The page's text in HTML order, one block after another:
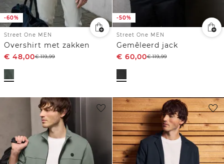
-60%
Street One MEN
Overshirt met zakken
€ 48,00€119,99
-50%
Street One MEN
Gemêleerd jack
€ 60,00€119,99